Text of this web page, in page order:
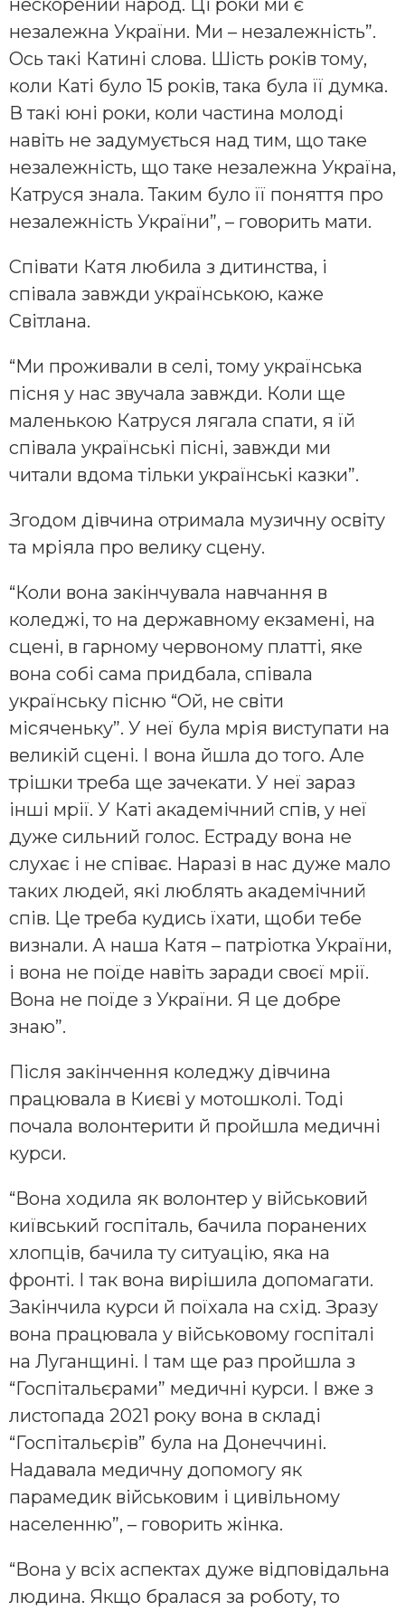
нескорений народ. Ці роки ми є
незалежна України. Ми – незалежність”.
Ось такі Катині слова. Шість років тому,
коли Каті було 15 років, така була її думка.
В такі юні роки, коли частина молоді
навіть не задумується над тим, що таке
незалежність, що таке незалежна Україна,
Катруся знала. Таким було її поняття про
незалежність України”, – говорить мати.
Співати Катя любила з дитинства, і
співала завжди українською, каже
Світлана.
“Ми проживали в селі, тому українська
пісня у нас звучала завжди. Коли ще
маленькою Катруся лягала спати, я їй
співала українські пісні, завжди ми
читали вдома тільки українські казки”.
Згодом дівчина отримала музичну освіту
та мріяла про велику сцену.
“Коли вона закінчувала навчання в
коледжі, то на державному екзамені, на
сцені, в гарному червоному платті, яке
вона собі сама придбала, співала
українську пісню “Ой, не світи
місяченьку”. У неї була мрія виступати на
великій сцені. І вона йшла до того. Але
трішки треба ще зачекати. У неї зараз
інші мрії. У Каті академічний спів, у неї
дуже сильний голос. Естраду вона не
слухає і не співає. Наразі в нас дуже мало
таких людей, які люблять академічний
спів. Це треба кудись їхати, щоби тебе
визнали. А наша Катя – патріотка України,
і вона не поїде навіть заради своєї мрії.
Вона не поїде з України. Я це добре
знаю”.
Після закінчення коледжу дівчина
працювала в Києві у мотошколі. Тоді
почала волонтерити й пройшла медичні
курси.
“Вона ходила як волонтер у військовий
київський госпіталь, бачила поранених
хлопців, бачила ту ситуацію, яка на
фронті. І так вона вирішила допомагати.
Закінчила курси й поїхала на схід. Зразу
вона працювала у військовому госпіталі
на Луганщині. І там ще раз пройшла з
“Госпітальєрами” медичні курси. І вже з
листопада 2021 року вона в складі
“Госпітальєрів” була на Донеччині.
Надавала медичну допомогу як
парамедик військовим і цивільному
населенню”, – говорить жінка.
“Вона у всіх аспектах дуже відповідальна
людина. Якщо бралася за роботу, то